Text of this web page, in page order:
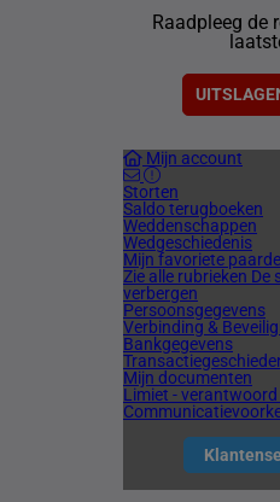
Raadpleeg de
Mijn account
Storten
Saldo terugboeken
Weddenschappen
Wedgeschiedenis
Mijn favoriete
Zie alle rubrieken De
verbergen
Persoonsgegevens
Verbinding &
Bankgegevens
Mijn documenten
Limiet - verantwoord